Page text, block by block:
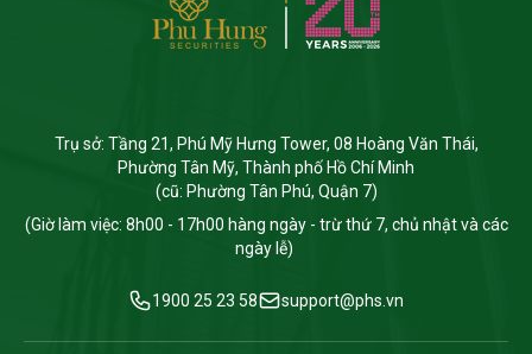
Trụ sở: Tầng 21, Phú Mỹ Hưng Tower, 08 Hoàng Văn Thái,
Phường Tân Mỹ, Thành phố Hồ Chí Minh
(cũ: Phường Tân Phú, Quận 7)
(Giờ làm việc: 8h00 - 17h00 hàng ngày - trừ thứ 7, chủ nhật và các
ngày lễ)
1900 25 23 58 support@phs.vn